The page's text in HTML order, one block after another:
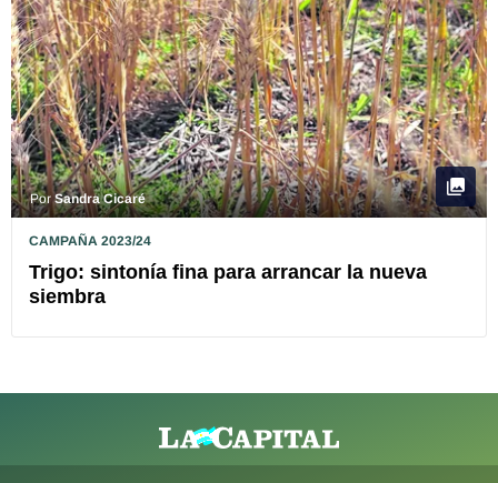
PorSandra Cicaré
CAMPAÑA 2023/24
Trigo: sintonía fina para arrancar la nueva
siembra